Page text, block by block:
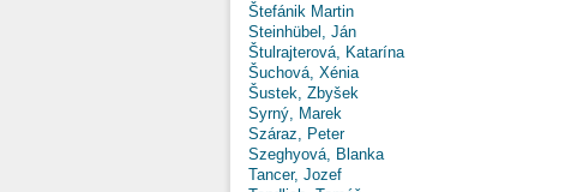
Štefánik Martin
Steinhübel, Ján
Štulrajterová, Katarína
Šuchová, Xénia
Šustek, Zbyšek
Syrný, Marek
Száraz, Peter
Szeghyová, Blanka
Tancer, Jozef